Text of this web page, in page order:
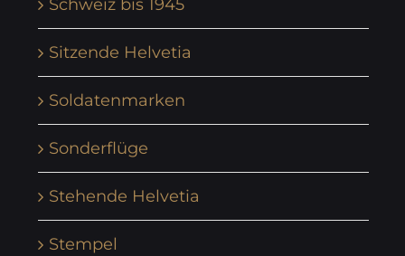
Schweiz bis 1945
Sitzende Helvetia
Soldatenmarken
Sonderflüge
Stehende Helvetia
Stempel